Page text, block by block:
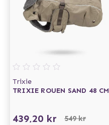
Trixie
TRIXIE ROUEN SAND 48 CM
439,20 kr 549 kr